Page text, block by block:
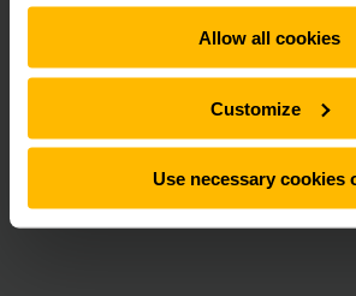
Allow all cookies
Customize
Use necessary cookies